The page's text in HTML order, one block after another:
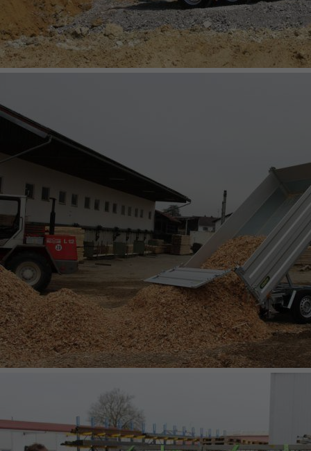
BETRIEBSANLEITUNG KIPPANHÄNGER MIT SPINLOCK
DREISEITENKIPPER TYP UDK SPINLOCK